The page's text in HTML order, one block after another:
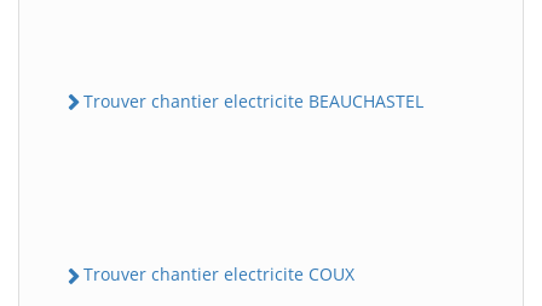
Trouver chantier electricite BEAUCHASTEL
Trouver chantier electricite COUX